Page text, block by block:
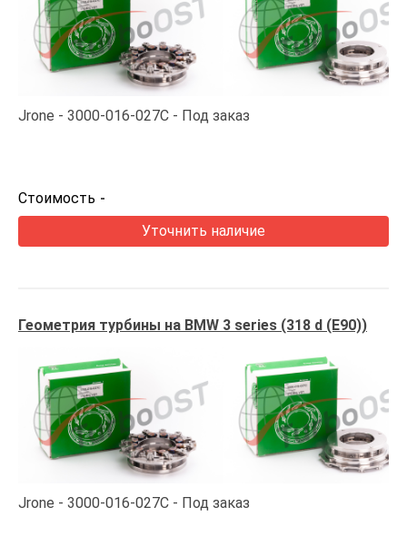
Jrone 3000-016-027C Под заказ
Стоимость -
Уточнить наличие
Геометрия турбины на BMW 3 series (318 d (E90))
Jrone 3000-016-027C Под заказ